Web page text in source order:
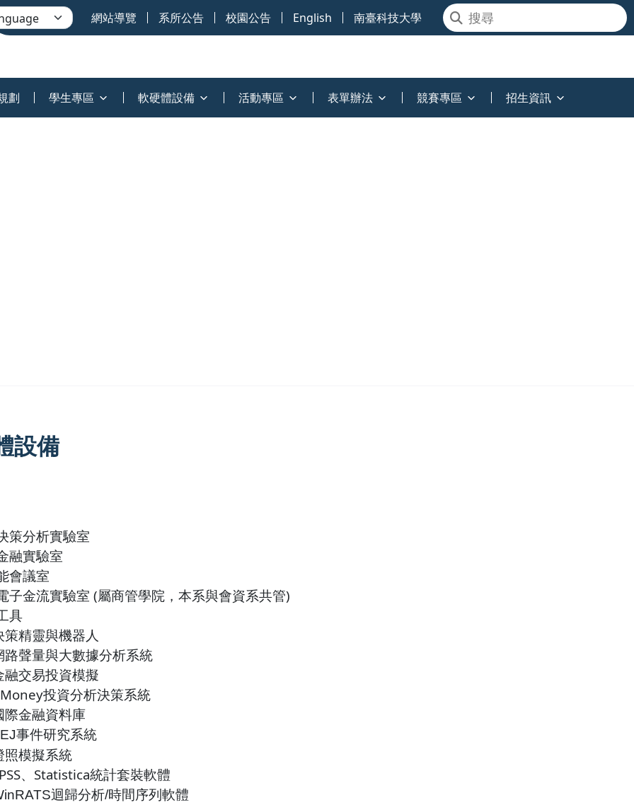
網站導覽 系所公告 校園公告 English 南臺科技大學
劃 學生專區 軟硬體設備 活動專區 表單辦法 競賽專區 招生資訊
設備
策分析實驗室
融實驗室
會議室
子金流實驗室 (屬商管學院，本系與會資系共管)
具
策精靈與機器人
路聲量與大數據分析系統
融交易投資模擬
投資分析決策系統
際金融資料庫
事件研究系統
照模擬系統
、 Statistica統計套裝軟體
迴歸分析/時間序列軟體